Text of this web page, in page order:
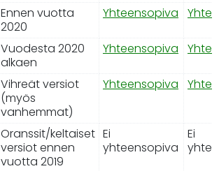
Ennen vuotta
2020
Yhteensopiva
Vuodesta 2020
alkaen
Yhteensopiva
Vihreät versiot
(myös
vanhemmat)
Yhteensopiva
Oranssit/keltaiset
versiot ennen
vuotta 2019
Ei
yhteensopiva
Ei